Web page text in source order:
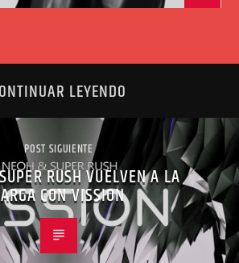
LEYENDO
POST SIGUIENTE
RUSH VUELVEN A LA
CON VISSION